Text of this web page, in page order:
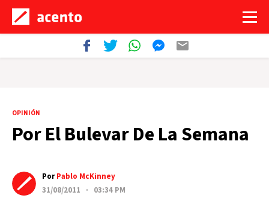
OPINIÓN
Por El Bulevar De La Semana
PorPablo McKinney
31/08/2011 · 03:34 PM